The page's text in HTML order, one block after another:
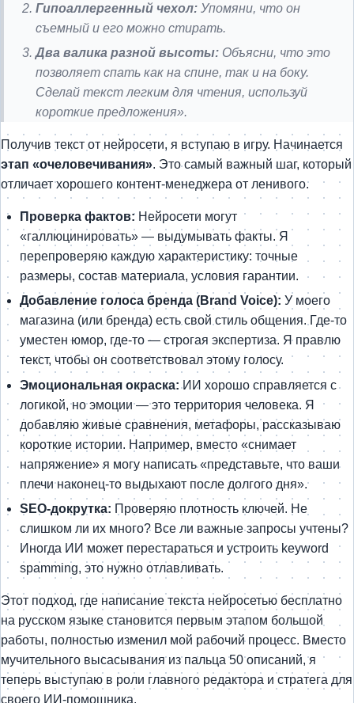
Гипоаллергенный чехол: Упомяни, что он
съемный и его можно стирать.
Два валика разной высоты: Объясни, что это
позволяет спать как на спине, так и на боку.
Сделай текст легким для чтения, используй
короткие предложения».
Получив текст от нейросети, я вступаю в игру. Начинается
этап «очеловечивания». Это самый важный шаг, который
отличает хорошего контент-менеджера от ленивого.
Проверка фактов: Нейросети могут
«галлюцинировать» — выдумывать факты. Я
перепроверяю каждую характеристику: точные
размеры, состав материала, условия гарантии.
Добавление голоса бренда (Brand Voice): У моего
магазина (или бренда) есть свой стиль общения. Где-то
уместен юмор, где-то — строгая экспертиза. Я правлю
текст, чтобы он соответствовал этому голосу.
Эмоциональная окраска:ИИ хорошо справляется с
логикой, но эмоции — это территория человека. Я
добавляю живые сравнения, метафоры, рассказываю
короткие истории. Например, вместо «снимает
напряжение» я могу написать «представьте, что ваши
плечи наконец-то выдыхают после долгого дня».
SEO-докрутка: Проверяю плотность ключей. Не
слишком ли их много? Все ли важные запросы учтены?
Иногда ИИ может перестараться и устроить keyword
spamming, это нужно отлавливать.
Этот подход, где написание текста нейросетью бесплатно
на русском языке становится первым этапом большой
работы, полностью изменил мой рабочий процесс. Вместо
мучительного высасывания из пальца 50 описаний, я
теперь выступаю в роли главного редактора и стратега для
своего ИИ-помощника.